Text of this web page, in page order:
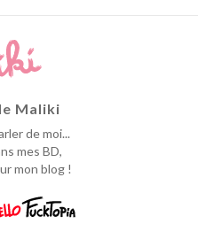
Maliki
de moi...
mes BD,
mon blog !